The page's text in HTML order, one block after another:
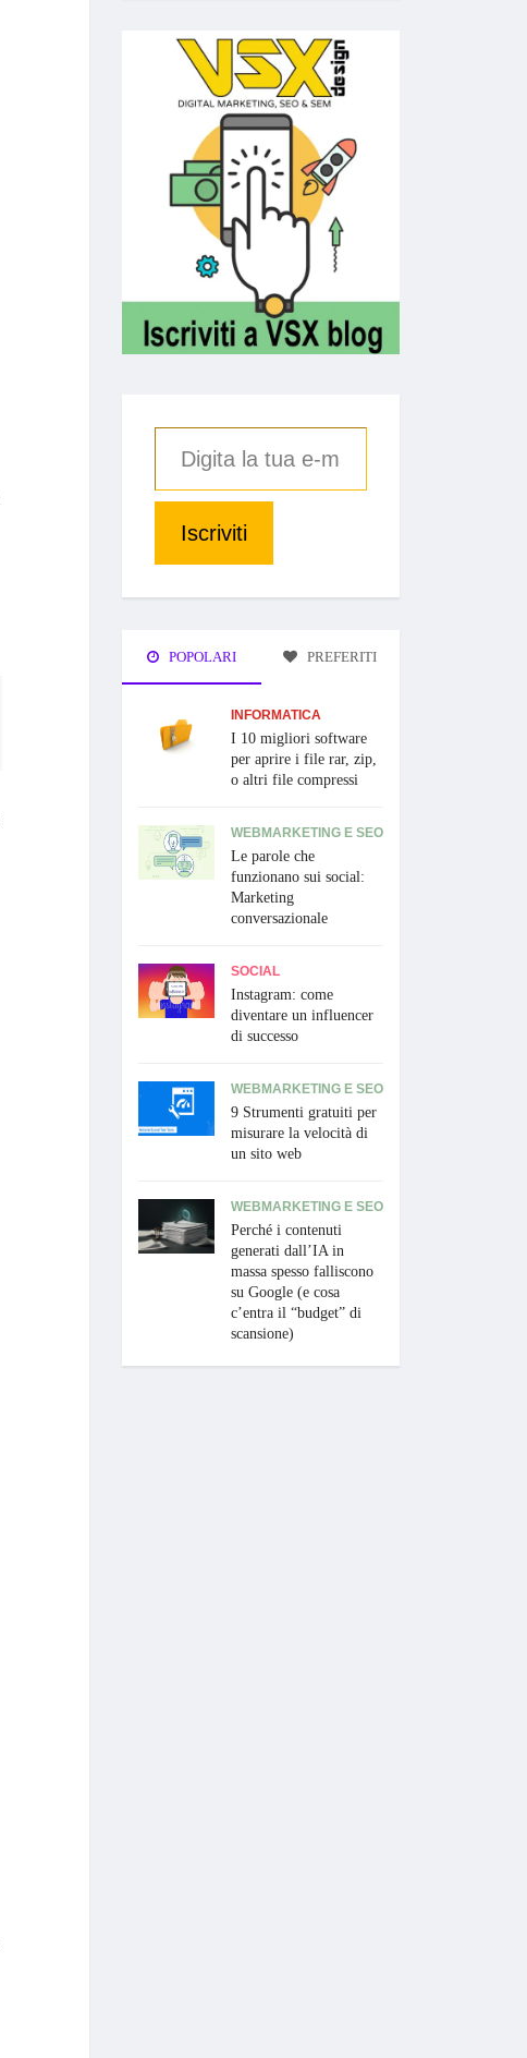
Iscriviti
POPOLARI PREFERITI
INFORMATICA
I 10 migliori software
per aprire i file rar, zip,
o altri file compressi
WEBMARKETING E SEO
Le parole che
funzionano sui social:
Marketing
conversazionale
SOCIAL
Instagram: come
diventare un influencer
di successo
WEBMARKETING E SEO
9 Strumenti gratuiti per
misurare la velocità di
un sito web
WEBMARKETING E SEO
Perché i contenuti
generati dall’IA in
massa spesso falliscono
su Google (e cosa
c’entra il “budget” di
scansione)